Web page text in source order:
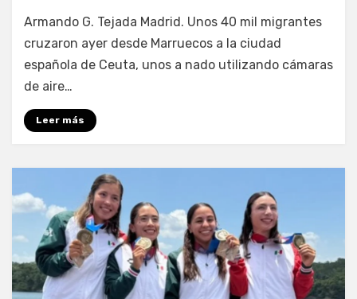
Fernando Miranda Servín
Armando G. Tejada Madrid. Unos 40 mil migrantes
cruzaron ayer desde Marruecos a la ciudad
española de Ceuta, unos a nado utilizando cámaras
de aire…
Leer más